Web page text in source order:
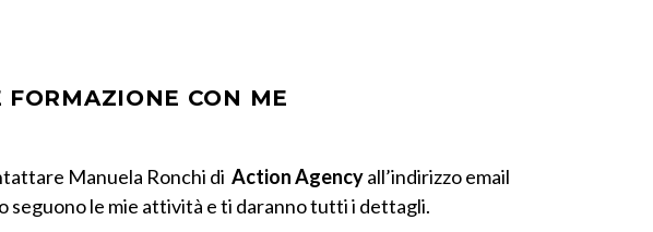
FORMAZIONE CON ME
Manuela Ronchi di Action Agencyall’indirizzo email
seguono le mie attività e ti daranno tutti i dettagli.